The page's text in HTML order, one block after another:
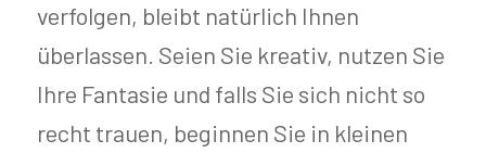
verfolgen, bleibt natürlich Ihnen
überlassen. Seien Sie kreativ, nutzen Sie
Ihre Fantasie und falls Sie sich nicht so
recht trauen, beginnen Sie in kleinen